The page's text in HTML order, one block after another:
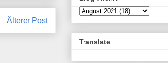
Älterer Post
Translate